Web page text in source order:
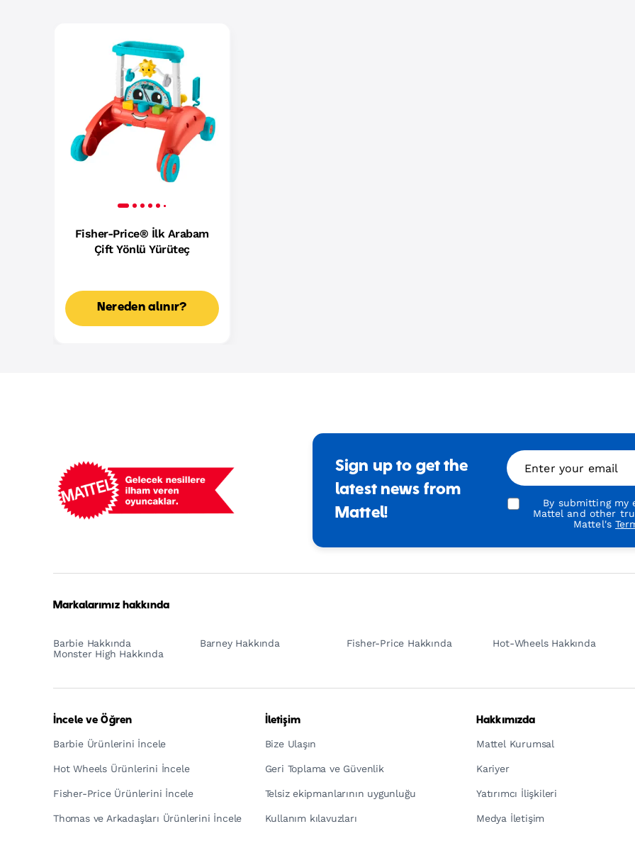
Fisher-Price® İlk Arabam
Çift Yönlü Yürüteç
Nereden alınır?
Sign up to get the
latest news from
Mattel!
Enter your email
By submitting my
Mattel and other
Mattel's
Markalarımız hakkında
Barbie Hakkında Barney Hakkında Fisher-Price Hakkında Hot-Wheels Hakkında
Monster High Hakkında
İncele ve Öğren
Barbie Ürünlerini İncele
Hot Wheels Ürünlerini İncele
Fisher-Price Ürünlerini İncele
Thomas ve Arkadaşları Ürünlerini İncele
İletişim
Bize Ulaşın
Geri Toplama ve Güvenlik
Telsiz ekipmanlarının uygunluğu
Kullanım kılavuzları
Hakkımızda
Mattel Kurumsal
Kariyer
Yatırımcı İlişkileri
Medya İletişim